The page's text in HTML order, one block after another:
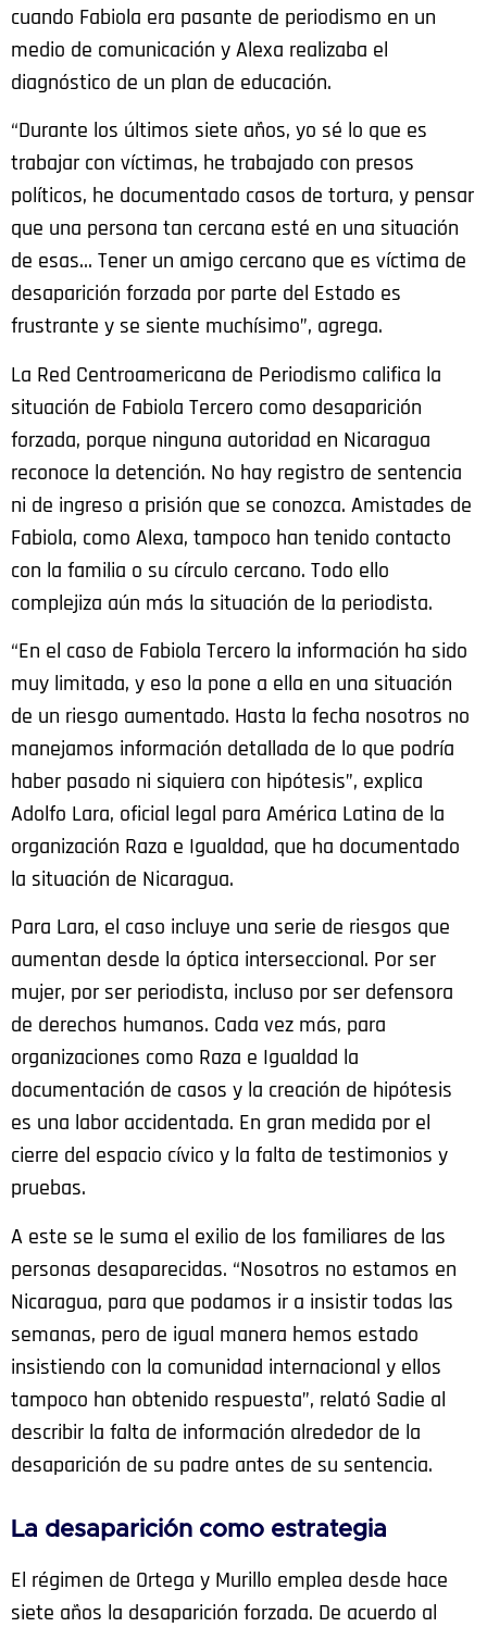
cuando Fabiola era pasante de periodismo en un
medio de comunicación y Alexa realizaba el
diagnóstico de un plan de educación.
“Durante los últimos siete años, yo sé lo que es
trabajar con víctimas, he trabajado con presos
políticos, he documentado casos de tortura, y pensar
que una persona tan cercana esté en una situación
de esas… Tener un amigo cercano que es víctima de
desaparición forzada por parte del Estado es
frustrante y se siente muchísimo”, agrega.
La Red Centroamericana de Periodismo califica la
situación de Fabiola Tercero como desaparición
forzada, porque ninguna autoridad en Nicaragua
reconoce la detención. No hay registro de sentencia
ni de ingreso a prisión que se conozca. Amistades de
Fabiola, como Alexa, tampoco han tenido contacto
con la familia o su círculo cercano. Todo ello
complejiza aún más la situación de la periodista.
“En el caso de Fabiola Tercero la información ha sido
muy limitada, y eso la pone a ella en una situación
de un riesgo aumentado. Hasta la fecha nosotros no
manejamos información detallada de lo que podría
haber pasado ni siquiera con hipótesis”, explica
Adolfo Lara, oficial legal para América Latina de la
organización Raza e Igualdad, que ha documentado
la situación de Nicaragua.
Para Lara, el caso incluye una serie de riesgos que
aumentan desde la óptica interseccional. Por ser
mujer, por ser periodista, incluso por ser defensora
de derechos humanos. Cada vez más, para
organizaciones como Raza e Igualdad la
documentación de casos y la creación de hipótesis
es una labor accidentada. En gran medida por el
cierre del espacio cívico y la falta de testimonios y
pruebas.
A este se le suma el exilio de los familiares de las
personas desaparecidas. “​​Nosotros no estamos en
Nicaragua, para que podamos ir a insistir todas las
semanas, pero de igual manera hemos estado
insistiendo con la comunidad internacional y ellos
tampoco han obtenido respuesta”, relató Sadie al
describir la falta de información alrededor de la
desaparición de su padre antes de su sentencia.
La desaparición como estrategia
El régimen de Ortega y Murillo emplea desde hace
siete años la desaparición forzada. De acuerdo al